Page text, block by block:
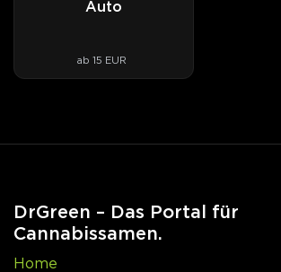
Auto
ab 15 EUR
DrGreen – Das Portal für
Cannabissamen.
Home